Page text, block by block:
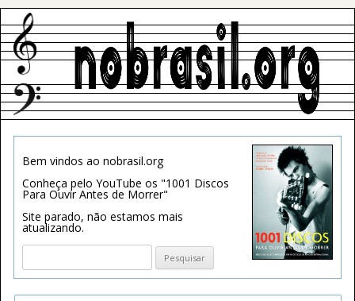
Bem vindos ao nobrasil.org
Conheça pelo YouTube os "1001 Discos
Para Ouvir Antes de Morrer"
Site parado, não estamos mais
atualizando.
Pesquisar